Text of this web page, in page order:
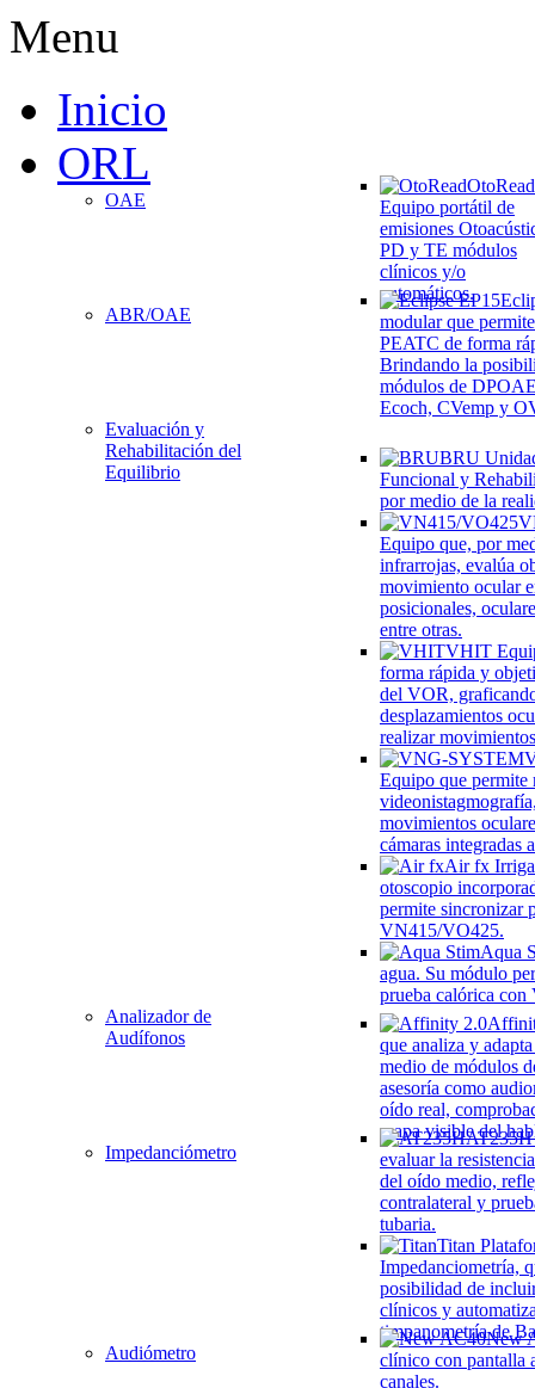
Menu
Inicio
ORL
OAE
OtoRead
Equipo portátil de
emisiones
PD y TE módulos
clínicos y/o
automáticos.
ABR/OAE
modular que
PEATC de forma
Brindando la
módulos de
Ecoch, CVemp y
Evaluación y
Rehabilitación del
Equilibrio
BRU
Funcional y
por medio de la
Equipo que, por
infrarrojas, evalúa
movimiento ocular
posicionales,
entre otras.
VHIT
forma rápida y
del VOR,
desplazamientos
realizar
Equipo que permite
movimientos
cámaras integradas
Air fx
otoscopio
permite sincronizar
VN415/VO425.
Aqua
agua. Su módulo
prueba calórica
Analizador de
Audífonos
que analiza y
medio de módulos
asesoría como
oído real,
mapa visible del
Impedanciómetro
AT235H
evaluar la
del oído medio,
contralateral y
tubaria.
Titan
Impedanciometría,
posibilidad de
clínicos y
timpanometría de
Audiómetro
New
clínico con pantalla
canales.